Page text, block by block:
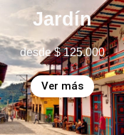
Jardín
desde$125.000
Ver más